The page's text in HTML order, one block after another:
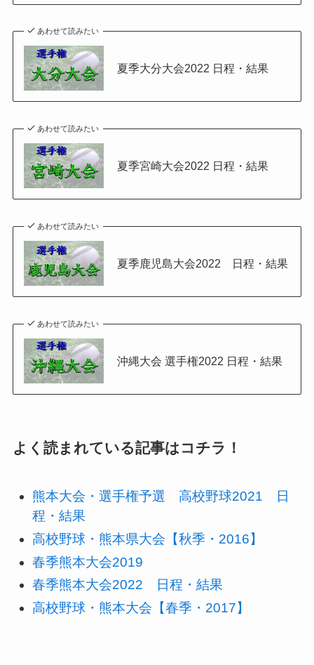
あわせて読みたい
夏季大分大会2022 日程・結果
あわせて読みたい
夏季宮崎大会2022 日程・結果
あわせて読みたい
夏季鹿児島大会2022 日程・結果
あわせて読みたい
沖縄大会 選手権2022 日程・結果
よく読まれている記事はコチラ！
熊本大会・選手権予選 高校野球2021 日
程・結果
高校野球・熊本県大会【秋季・2016】
春季熊本大会2019
春季熊本大会2022 日程・結果
高校野球・熊本大会【春季・2017】